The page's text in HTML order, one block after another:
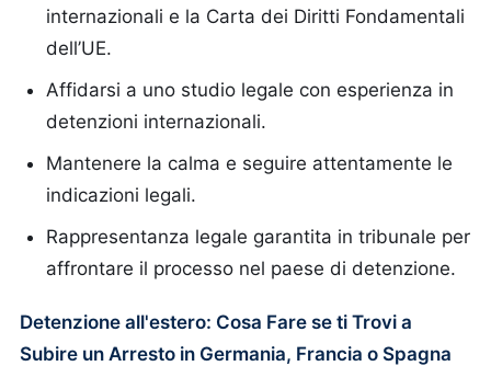
internazionali e la Carta dei Diritti Fondamentali
dell’UE.
Affidarsi a uno studio legale con esperienza in
detenzioni internazionali.
Mantenere la calma e seguire attentamente le
indicazioni legali.
Rappresentanza legale garantita in tribunale per
affrontare il processo nel paese di detenzione.
Detenzione all'estero: Cosa Fare se ti Trovi a
Subire un Arresto in Germania, Francia o Spagna